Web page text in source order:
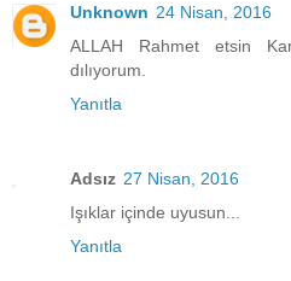
Unknown 24 Nisan, 2016
ALLAH Rahmet etsin
dılıyorum.
Yanıtla
Adsız 27 Nisan, 2016
Işıklar içinde uyusun...
Yanıtla